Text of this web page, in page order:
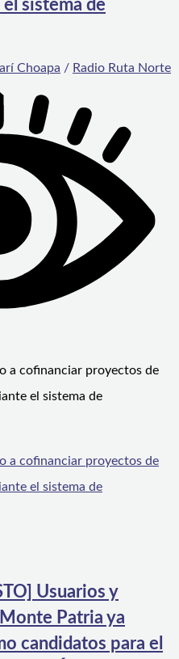
sistema de
Choapa / Radio Ruta Norte
a cofinanciar proyectos de
el sistema de
a cofinanciar proyectos de
el sistema de
Usuarios y
Patria ya
candidatos para el